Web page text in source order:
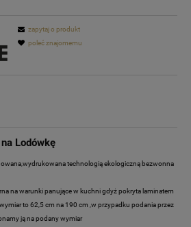
zapytaj o produkt
poleć znajomemu
Lodówkę
technologią ekologiczną bezwonna
na warunki panujące w kuchni gdyż pokryta laminatem
to 62,5 cm na 190 cm ,w przypadku podania przez
ją na podany wymiar